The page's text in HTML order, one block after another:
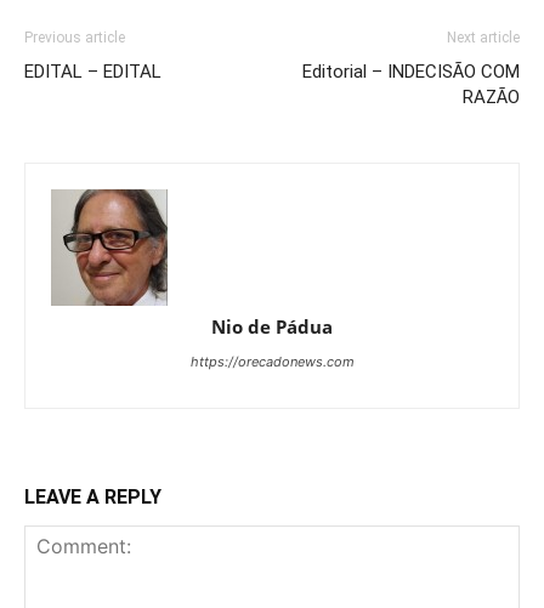
Previous article
EDITAL – EDITAL
Next article
Editorial – INDECISÃO COM
RAZÃO
Nio de Pádua
https://orecadonews.com
LEAVE A REPLY